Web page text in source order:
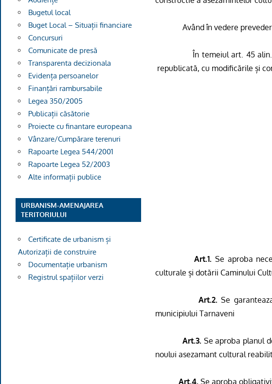
Având în vedere
În temeiul art. 45
republicată, cu modificările și
Art.1. Se aproba
culturale și dotării Caminului
Art.2.Se
municipiului Tarnaveni
Art.3. Se aproba planul
noului asezamant cultural
Art.4. Se aproba
Bugetul local
Buget Local – Situații financiare
Concursuri
Comunicate de presă
Transparenta decizionala
Evidența persoanelor
Finanțări rambursabile
Legea 350/2005
Publicații căsătorie
Proiecte cu finantare europeana
Vânzare/Cumpărare terenuri
Rapoarte Legea 544/2001
Rapoarte Legea 52/2003
Alte informații publice
URBANISM-AMENAJAREA
TERITORIULUI
Certificate de urbanism și
Autorizații de construire
Documentație urbanism
Registrul spațiilor verzi